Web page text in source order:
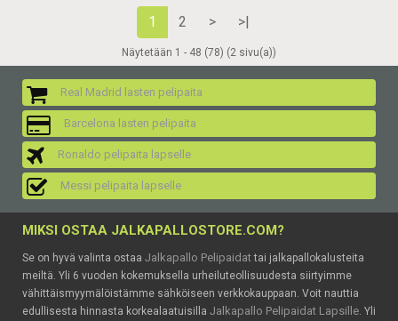
1 2 > >|
Näytetään 1 - 48 (78) (2 sivu(a))
Real Madrid lasten pelipaita
Barcelona lasten pelipaita
Ronaldo pelipaita lapselle
Messi pelipaita lapselle
MIKSI OSTAA JALKAPALLOSTORE.COM?
Se on hyvä valinta ostaa Jalkapallo Pelipaidattai jalkapallokalusteita
meiltä. Yli 6 vuoden kokemuksella urheiluteollisuudesta siirtyimme
vähittäismyymälöistämme sähköiseen verkkokauppaan. Voit nauttia
edullisesta hinnasta korkealaatuisilla Jalkapallo Pelipaidat Lapsille . Yli